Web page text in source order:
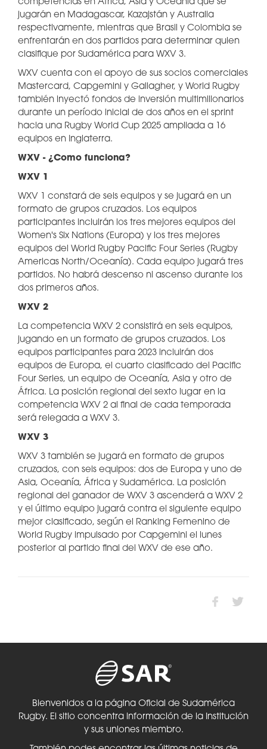
competencias en África, Asia y Oceanía que se
jugarán en Madagascar, Kazajstán y Australia
respectivamente, mientras que Brasil y Colombia se
enfrentarán en dos partidos para determinar quien
clasifique por Sudamérica para WXV 3.
WXV cuenta con el apoyo de sus socios comerciales
Mastercard, Capgemini y Gallagher, y World Rugby
también inyectó fondos de inversión multimillonarios
durante un período inicial de dos años en el sprint
hacia una Rugby World Cup 2025 ampliada a 16
equipos en Inglaterra.
WXV - ¿Como funciona?
WXV 1
WXV 1 constará de seis equipos y se jugará en un
formato de grupos cruzados. Los equipos
participantes incluirán los tres mejores equipos del
Women's Six Nations (Europa) y los tres mejores
equipos del World Rugby Pacific Four Series (Rugby
Americas North/Oceanía). Cada equipo jugará tres
partidos. No habrá descenso ni ascenso durante los
dos primeros años.
WXV 2
La competencia WXV 2 consistirá en seis equipos,
jugando en un formato de grupos cruzados. Los
equipos participantes para 2023 incluirán dos
equipos de Europa, el cuarto clasificado del Pacific
Four Series, un equipo de Oceanía, Asia y otro de
África. La posición regional del sexto lugar en la
competencia WXV 2 al final de cada temporada
será relegada a WXV 3.
WXV 3
WXV 3 también se jugará en formato de grupos
cruzados, con seis equipos: dos de Europa y uno de
Asia, Oceanía, África y Sudamérica. La posición
regional del ganador de WXV 3 ascenderá a WXV 2
y el último equipo jugará contra el siguiente equipo
mejor clasificado, según el Ranking Femenino de
World Rugby impulsado por Capgemini el lunes
posterior al partido final del WXV de ese año.
Bienvenidos a la página Oficial de Sudamérica
Rugby. El sitio concentra información de la Institución
y sus uniones miembro.